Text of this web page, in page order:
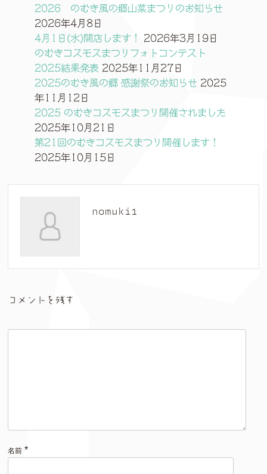
2026 のむき風の郷山菜まつりのお知らせ
2026年4月8日
4月1日(水)開店します！
2026年3月19日
のむきコスモスまつりフォトコンテスト
2025結果発表 2025年11月27日
2025のむき風の郷 感謝祭のお知らせ 2025
年11月12日
2025 のむきコスモスまつり開催されました
2025年10月21日
第21回のむきコスモスまつり開催します！
2025年10月15日
nomuki1
コメントを残す
名前 *